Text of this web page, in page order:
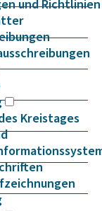
und Richtlinien
Kreistages